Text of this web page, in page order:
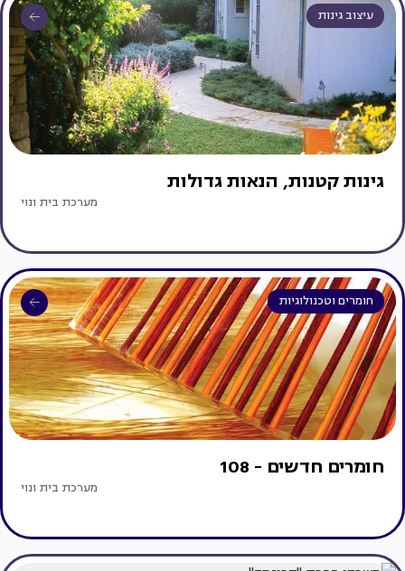
עיצוב גינות
גינות קטנות, הנאות גדולות
מערכת בית ונוי
חומרים וטכנולוגיות
חומרים חדשים - 108
מערכת בית ונוי